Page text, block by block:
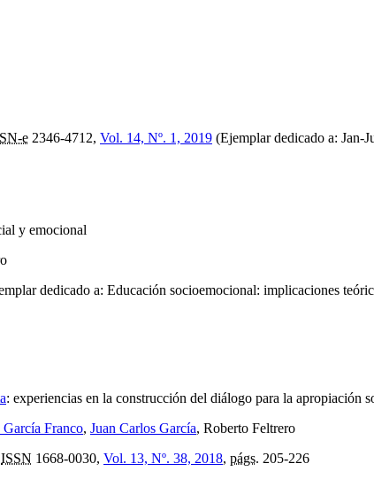
e 2346-4712, Vol. 14, Nº. 1, 2019 (Ejemplar dedicado a: Jan-
y emocional
dedicado a: Educación socioemocional: implicaciones
: experiencias en la construcción del diálogo para la apropiación
Franco, Juan Carlos García, Roberto Feltrero
ISSN 1668-0030, Vol. 13, Nº. 38, 2018, págs. 205-226